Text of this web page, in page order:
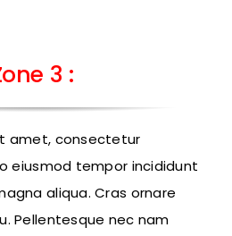
3 :
amet, consectetur
eiusmod tempor incididunt
aliqua. Cras ornare
Pellentesque nec nam